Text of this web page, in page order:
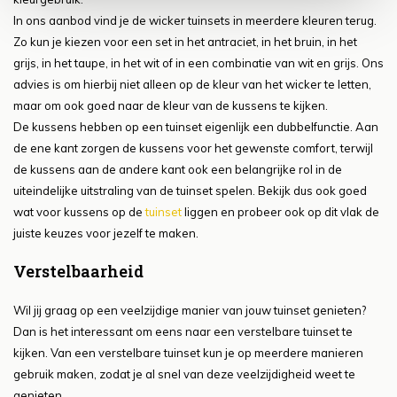
In ons aanbod vind je de wicker tuinsets in meerdere kleuren terug.
Zo kun je kiezen voor een set in het antraciet, in het bruin, in het
grijs, in het taupe, in het wit of in een combinatie van wit en grijs. Ons
advies is om hierbij niet alleen op de kleur van het wicker te letten,
maar om ook goed naar de kleur van de kussens te kijken.
De kussens hebben op een tuinset eigenlijk een dubbelfunctie. Aan
de ene kant zorgen de kussens voor het gewenste comfort, terwijl
de kussens aan de andere kant ook een belangrijke rol in de
uiteindelijke uitstraling van de tuinset spelen. Bekijk dus ook goed
wat voor kussens op detuinsetliggen en probeer ook op dit vlak de
juiste keuzes voor jezelf te maken.
Verstelbaarheid
Wil jij graag op een veelzijdige manier van jouw tuinset genieten?
Dan is het interessant om eens naar een verstelbare tuinset te
kijken. Van een verstelbare tuinset kun je op meerdere manieren
gebruik maken, zodat je al snel van deze veelzijdigheid weet te